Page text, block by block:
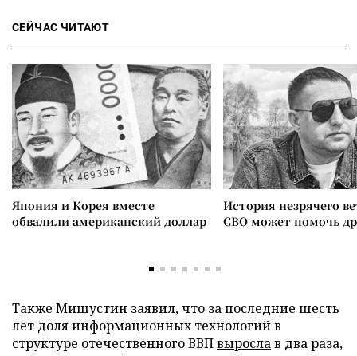
СЕЙЧАС ЧИТАЮТ
Япония и Корея вместе
обвалили американский доллар
История незрячего
СВО может помочь
Также Мишустин заявил, что за последние шесть
лет доля информационных технологий в
структуре отечественного ВВПвырослав два раза,